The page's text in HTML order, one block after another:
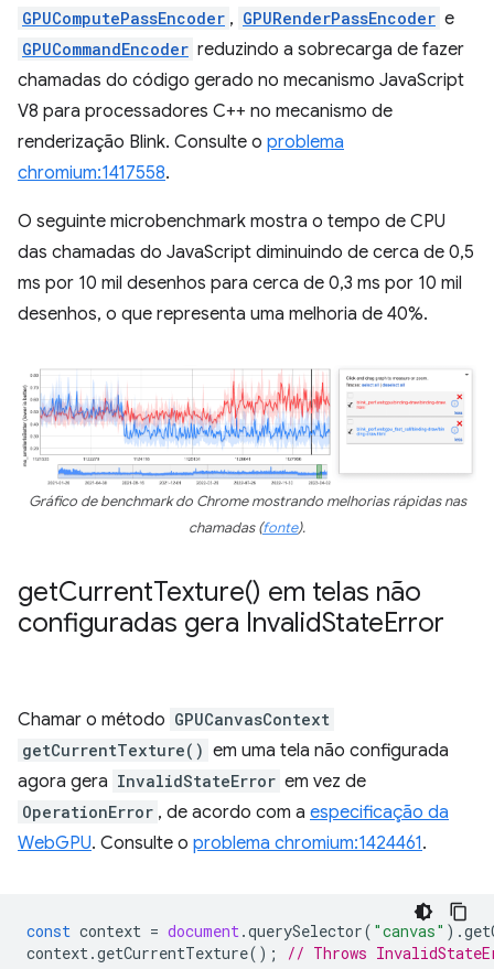
GPUComputePassEncoder , GPURenderPassEncoder e
GPUCommandEncoder reduzindo a sobrecarga de fazer
chamadas do código gerado no mecanismo JavaScript
V8 para processadores C++ no mecanismo de
renderização Blink. Consulte o problema
chromium:1417558.
O seguinte microbenchmark mostra o tempo de CPU
das chamadas do JavaScript diminuindo de cerca de 0,5
ms por 10 mil desenhos para cerca de 0,3 ms por 10 mil
desenhos, o que representa uma melhoria de 40%.
Gráfico de benchmark do Chrome mostrando melhorias rápidas nas
chamadas (fonte).
getCurrentTexture() em telas não
configuradas gera InvalidStateError
Chamar o método GPUCanvasContext
getCurrentTexture() em uma tela não configurada
agora gera InvalidStateError em vez de
OperationError , de acordo com a especificação da
WebGPU. Consulte o problema chromium:1424461.
const context = document.querySelector( "canvas" ).
context.getCurrentTexture(); // Throws